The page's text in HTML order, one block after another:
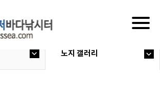
노지 갤러리